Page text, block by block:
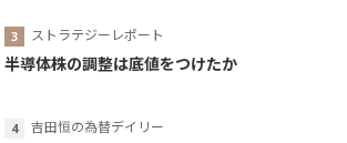
ストラテジーレポート
半導体株の調整は底値をつけたか
吉田恒の為替デイリー